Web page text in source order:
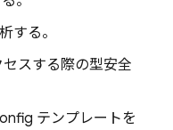
する。
スする際の型安全
テンプレートを